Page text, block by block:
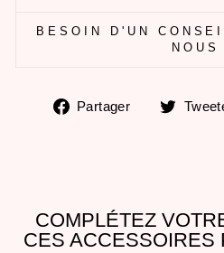
BESOIN D'UN
NOUS
Partager
Partager
COMPLÉTEZ
CES ACCESSOIRES